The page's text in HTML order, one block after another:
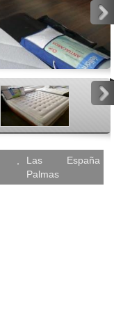
Las
Palmas
España